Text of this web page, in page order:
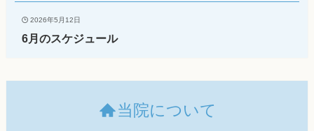
2026年5月12日
6月のスケジュール
当院について